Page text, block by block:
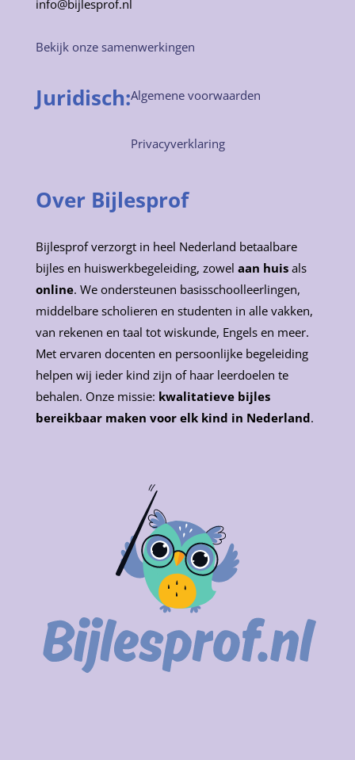
info@bijlesprof.nl
Bekijk onze samenwerkingen
Juridisch:Algemene voorwaarden
Privacyverklaring
Over Bijlesprof
Bijlesprof verzorgt in heel Nederland betaalbare
bijles en huiswerkbegeleiding, zowel aan huisals
online. We ondersteunen basisschoolleerlingen,
middelbare scholieren en studenten in alle vakken,
van rekenen en taal tot wiskunde, Engels en meer.
Met ervaren docenten en persoonlijke begeleiding
helpen wij ieder kind zijn of haar leerdoelen te
behalen. Onze missie: kwalitatieve bijles
bereikbaar maken voor elk kind in Nederland.